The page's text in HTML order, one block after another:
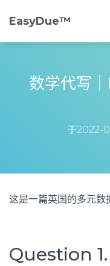
EasyDue™️
数学代写
于2022-
这是一篇英国的多元数
Question